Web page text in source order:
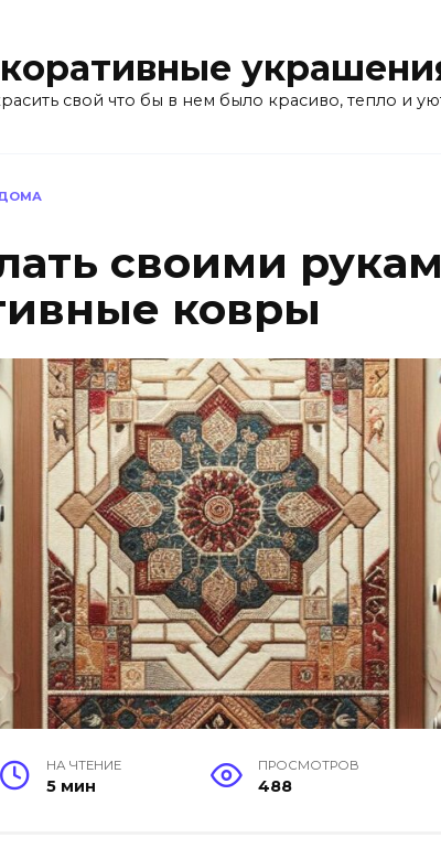
свой что бы в нем было красиво, тепло и
своими
ковры
НА ЧТЕНИЕ
5 мин
ПРОСМОТРОВ
488